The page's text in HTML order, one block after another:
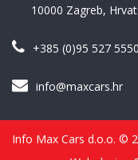
10000 Zagreb,
+385 (0)95 527 5550
info@maxcars.hr
Info Max Cars d.o.o. ©